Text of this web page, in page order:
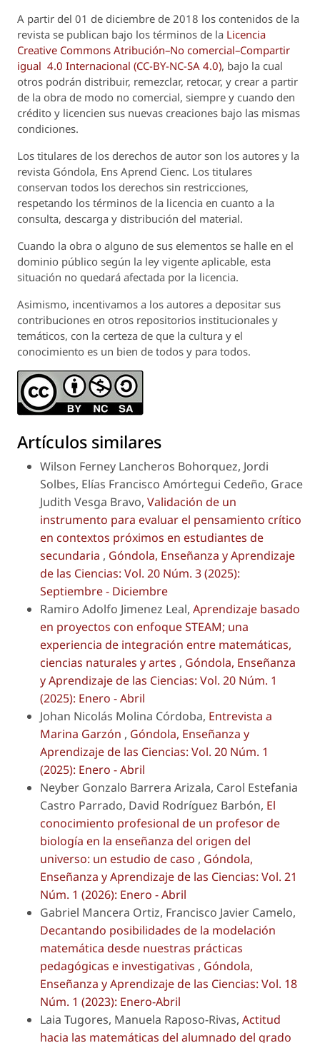
A partir del 01 de diciembre de 2018 los contenidos de la
revista se publican bajo los términos de la Licencia
Creative Commons Atribución–No comercial–Compartir
igual 4.0 Internacional (CC-BY-NC-SA 4.0), bajo la cual
otros podrán distribuir, remezclar, retocar, y crear a partir
de la obra de modo no comercial, siempre y cuando den
crédito y licencien sus nuevas creaciones bajo las mismas
condiciones.
Los titulares de los derechos de autor son los autores y la
revista Góndola, Ens Aprend Cienc. Los titulares
conservan todos los derechos sin restricciones,
respetando los términos de la licencia en cuanto a la
consulta, descarga y distribución del material.
Cuando la obra o alguno de sus elementos se halle en el
dominio público según la ley vigente aplicable, esta
situación no quedará afectada por la licencia.
Asimismo, incentivamos a los autores a depositar sus
contribuciones en otros repositorios institucionales y
temáticos, con la certeza de que la cultura y el
conocimiento es un bien de todos y para todos.
Artículos similares
Wilson Ferney Lancheros Bohorquez, Jordi
Solbes, Elías Francisco Amórtegui Cedeño, Grace
Judith Vesga Bravo, Validación de un
instrumento para evaluar el pensamiento crítico
en contextos próximos en estudiantes de
secundaria , Góndola, Enseñanza y Aprendizaje
de las Ciencias: Vol. 20 Núm. 3 (2025):
Septiembre - Diciembre
Ramiro Adolfo Jimenez Leal, Aprendizaje basado
en proyectos con enfoque STEAM; una
experiencia de integración entre matemáticas,
ciencias naturales y artes , Góndola, Enseñanza
y Aprendizaje de las Ciencias: Vol. 20 Núm. 1
(2025): Enero - Abril
Johan Nicolás Molina Córdoba, Entrevista a
Marina Garzón , Góndola, Enseñanza y
Aprendizaje de las Ciencias: Vol. 20 Núm. 1
(2025): Enero - Abril
Neyber Gonzalo Barrera Arizala, Carol Estefania
Castro Parrado, David Rodríguez Barbón, El
conocimiento profesional de un profesor de
biología en la enseñanza del origen del
universo: un estudio de caso , Góndola,
Enseñanza y Aprendizaje de las Ciencias: Vol. 21
Núm. 1 (2026): Enero - Abril
Gabriel Mancera Ortiz, Francisco Javier Camelo,
Decantando posibilidades de la modelación
matemática desde nuestras prácticas
pedagógicas e investigativas , Góndola,
Enseñanza y Aprendizaje de las Ciencias: Vol. 18
Núm. 1 (2023): Enero-Abril
Laia Tugores, Manuela Raposo-Rivas, Actitud
hacia las matemáticas del alumnado del grado